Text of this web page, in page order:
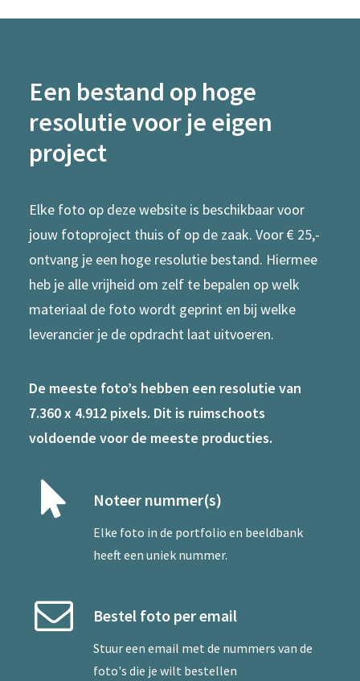
Een bestand op hoge
resolutie voor je eigen
project
Elke foto op deze website is beschikbaar voor
jouw fotoproject thuis of op de zaak. Voor € 25,-
ontvang je een hoge resolutie bestand. Hiermee
heb je alle vrijheid om zelf te bepalen op welk
materiaal de foto wordt geprint en bij welke
leverancier je de opdracht laat uitvoeren.
De meeste foto’s hebben een resolutie van
7.360 x 4.912 pixels. Dit is ruimschoots
voldoende voor de meeste producties.
Noteer nummer(s)
Elke foto in de portfolio en beeldbank
heeft een uniek nummer.
Bestel foto per email
Stuur een email met de nummers van de
foto's die je wilt bestellen